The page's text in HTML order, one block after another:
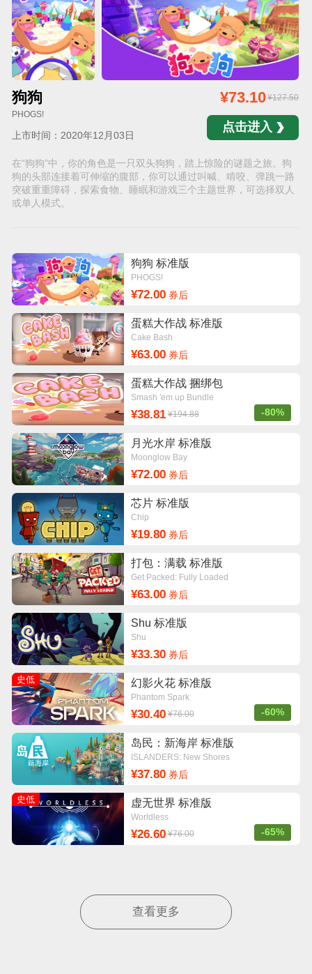
狗狗
PHOGS!
上市时间：2020年12月03日
¥127.50
¥73.10
点击进入
在“狗狗”中，你的角色是一只双头狗狗，踏上惊险的谜题之旅。狗
狗的头部连接着可伸缩的腹部，你可以通过叫喊、啃咬、弹跳一路
突破重重障碍，探索食物、睡眠和游戏三个主题世界，可选择双人
或单人模式。
狗狗 标准版
PHOGS!
¥72.00券后
蛋糕大作战 标准版
Cake Bash
¥63.00券后
蛋糕大作战 捆绑包
Smash 'em up Bundle
¥38.81 ¥194.88 -80%
月光水岸 标准版
Moonglow Bay
¥72.00券后
芯片 标准版
Chip
¥19.80券后
打包：满载 标准版
Get Packed: Fully Loaded
¥63.00券后
Shu 标准版
Shu
¥33.30券后
史低 幻影火花 标准版
Phantom Spark
¥30.40 ¥76.00 -60%
岛民：新海岸 标准版
ISLANDERS: New Shores
¥37.80券后
史低 虚无世界 标准版
Worldless
¥26.60 ¥76.00 -65%
查看更多